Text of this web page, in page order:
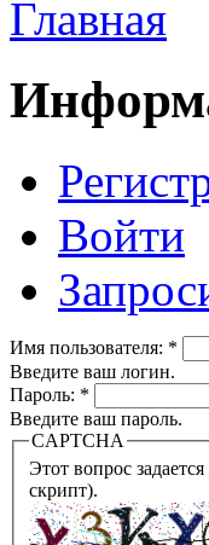
Главная
Войти
Имя пользователя: *
Введите ваш логин.
Пароль: *
Введите ваш пароль.
CAPTCHA
Этот вопрос задается для того, чтобы
скрипт).